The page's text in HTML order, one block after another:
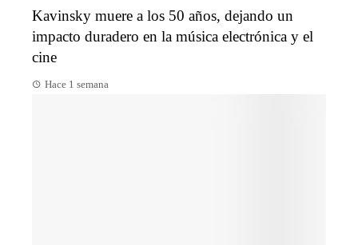
Kavinsky muere a los 50 años, dejando un
impacto duradero en la música electrónica y el
cine
Hace 1 semana